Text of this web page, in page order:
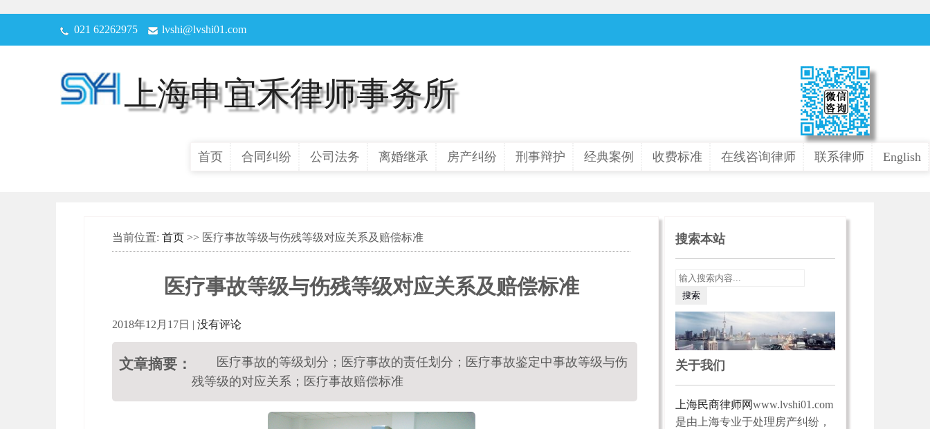
021 62262975 lvshi@lvshi01.com
上海申宜禾律师事务所
首页 合同纠纷 公司法务 离婚继承 房产纠纷 刑事辩护 经典案例 收费标准 在线咨询律师 联系律师 English
当前位置: 首页 >> 医疗事故等级与伤残等级对应关系及赔偿标准
医疗事故等级与伤残等级对应关系及赔偿标准
2018年12月17日 | 没有评论
文章摘要：
医疗事故的等级划分；医疗事故的责任划分；医疗事故鉴定中事故等级与伤
残等级的对应关系；医疗事故赔偿标准
搜索本站
关于我们
上海民商律师网www.lvshi01.com
是由上海专业于处理房产纠纷，